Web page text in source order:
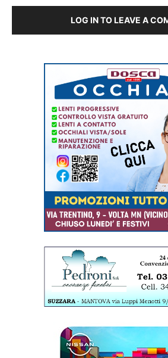
LOG IN TO LEAVE A